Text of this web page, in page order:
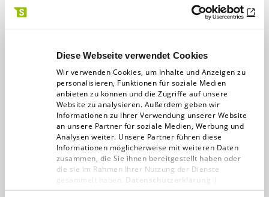
Diese Webseite verwendet Cookies
Wir verwenden Cookies, um Inhalte und Anzeigen zu
personalisieren, Funktionen für soziale Medien
anbieten zu können und die Zugriffe auf unsere
Website zu analysieren. Außerdem geben wir
Informationen zu Ihrer Verwendung unserer Website
an unsere Partner für soziale Medien, Werbung und
Analysen weiter. Unsere Partner führen diese
Informationen möglicherweise mit weiteren Daten
zusammen, die Sie ihnen bereitgestellt haben oder
die sie im Rahmen Ihrer Nutzung der Dienste
gesammelt haben. Datenschutzerklärung
Impressum